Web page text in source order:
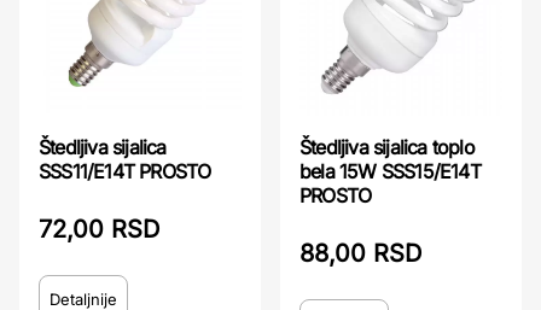
Štedljiva sijalica
SSS11/E14T PROSTO
72,00 RSD
Detaljnije
Štedljiva sijalica toplo
bela 15W SSS15/E14T
PROSTO
88,00 RSD